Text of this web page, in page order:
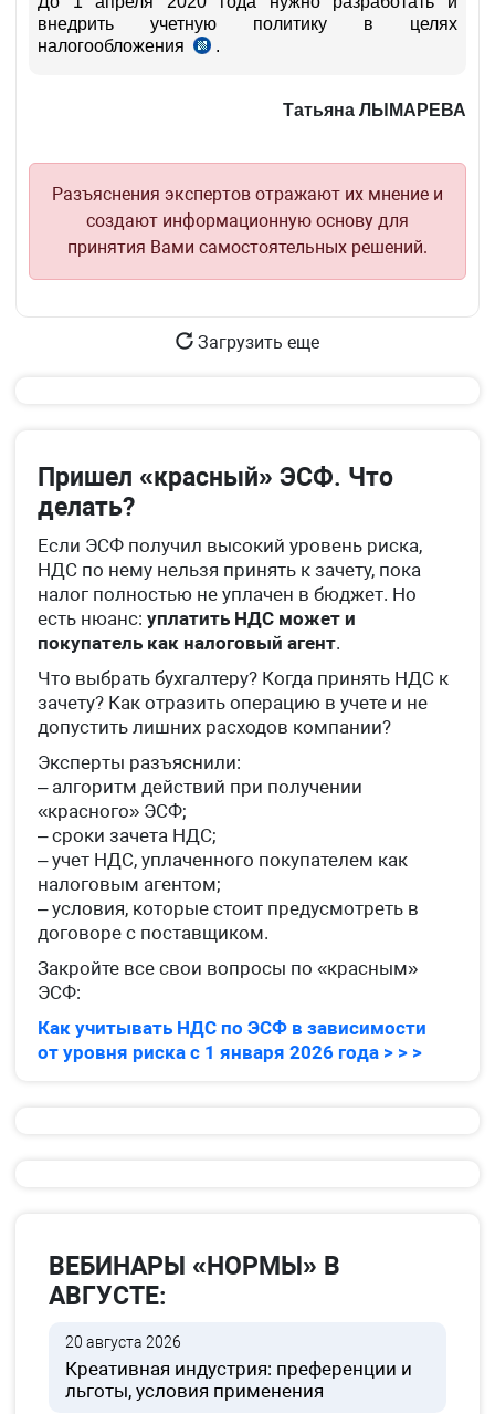
ст.
внедрить учетную политику в целях
налогообложения
ст.
.
Татьяна ЛЫМАРЕВА
Разъяснения экспертов отражают их мнение и
создают информационную основу для
принятия Вами самостоятельных решений.
Загрузить еще
Пришел «красный» ЭСФ. Что
делать?
Если ЭСФ получил высокий уровень риска,
НДС по нему нельзя принять к зачету, пока
налог полностью не уплачен в бюджет. Но
есть нюанс: уплатить НДС может и
покупатель как налоговый агент.
Что выбрать бухгалтеру? Когда принять НДС к
зачету? Как отразить операцию в учете и не
допустить лишних расходов компании?
Эксперты разъяснили:
– алгоритм действий при получении
«красного» ЭСФ;
– сроки зачета НДС;
– учет НДС, уплаченного покупателем как
налоговым агентом;
– условия, которые стоит предусмотреть в
договоре с поставщиком.
Закройте все свои вопросы по «красным»
ЭСФ:
Как учитывать НДС по ЭСФ в зависимости
от уровня риска с 1 января 2026 года > > >
ВЕБИНАРЫ «НОРМЫ» В
АВГУСТЕ:
20 августа 2026
Креативная индустрия: преференции и
льготы, условия применения